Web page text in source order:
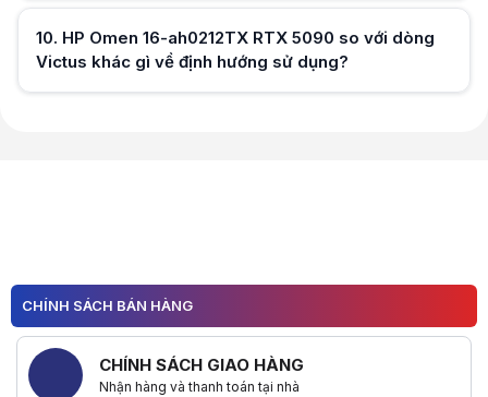
Hữu ích (0)
10. HP Omen 16-ah0212TX RTX 5090 so với dòng
Victus khác gì về định hướng sử dụng?
CHÍNH SÁCH BÁN HÀNG
CHÍNH SÁCH GIAO HÀNG
Nhận hàng và thanh toán tại nhà